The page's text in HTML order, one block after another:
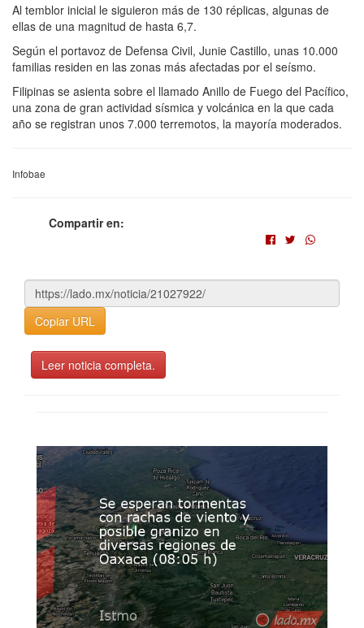
Al temblor inicial le siguieron más de 130 réplicas, algunas de
ellas de una magnitud de hasta 6,7.
Según el portavoz de Defensa Civil, Junie Castillo, unas 10.000
familias residen en las zonas más afectadas por el seísmo.
Filipinas se asienta sobre el llamado Anillo de Fuego del Pacífico,
una zona de gran actividad sísmica y volcánica en la que cada
año se registran unos 7.000 terremotos, la mayoría moderados.
Infobae
Compartir en:
Copiar URL
Leer noticia completa.